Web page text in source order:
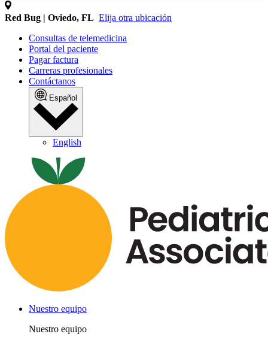
Red Bug | Oviedo, FL Elija otra ubicación
Consultas de telemedicina
Portal del paciente
Pagar factura
Carreras profesionales
Contáctanos
Español
English
Nuestro equipo
Nuestro equipo